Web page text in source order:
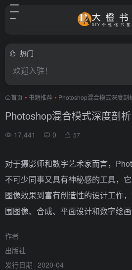
热门
欢迎入驻！
首页 • 书籍推荐 • Photoshop混合模式深度剖
Photoshop混合模式深度剖析
17,441 0 57
对于摄影师和数字艺术家而言，
不可少同事又具有神秘感的工具，
图像效果到富有创造性的设计工作
围图像、合成、平面设计和数字绘画
作者
出版社
发行日期 2020-04